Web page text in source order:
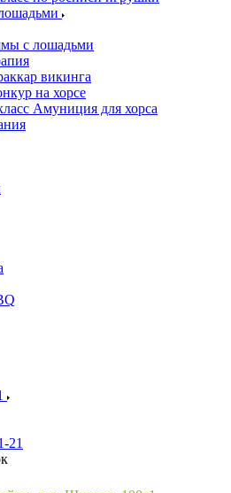
с лошадьми
викинга
на хорсе
Амуниция для хорса
21